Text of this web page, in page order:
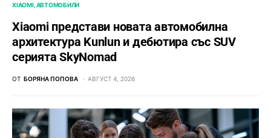
XIAOMI АВТОМОБИЛИ
Xiaomi представи новата автомобилна
архитектура Kunlun и дебютира със SUV
серията SkyNomad
ОТ БОРЯНА ПОПОВА АВГУСТ 4, 2026